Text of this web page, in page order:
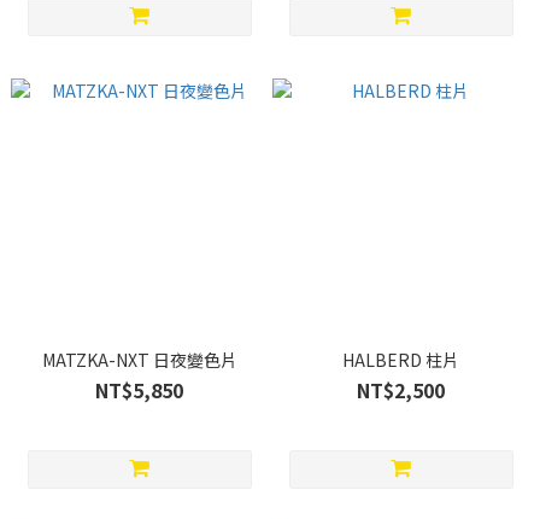
MATZKA-NXT 日夜變色片
NT$5,850
HALBERD 柱片
NT$2,500